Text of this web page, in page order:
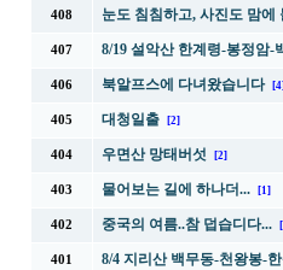
408 눈도 침침하고, 사진도 맘에
407 8/19 설악산 한계령-봉정암-
406 북알프스에 다녀왔습니다 [4]
405 대청일출 [2]
404 우면산 망태버섯 [2]
403 물어보는 길에 하나더... [1]
402 중국의 여름..참 덥습디다...
401 8/4 지리산 백무동-천왕봉-